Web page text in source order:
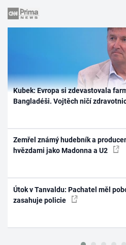
Kubek: Evropa si zdevastovala
Bangladéši. Vojtěch ničí
Zemřel známý hudebník a
hvězdami jako Madonna a U2
Útok v Tanvaldu: Pachatel měl
zasahuje policie